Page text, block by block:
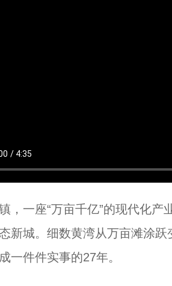
一座“万亩千亿”的现代化产
新城。细数黄湾从万亩滩涂
一件件实事的27年。